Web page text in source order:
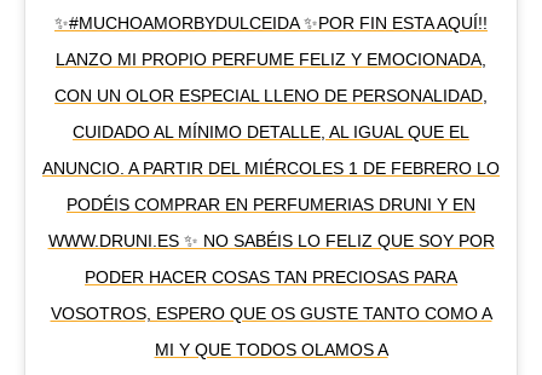
✨#MUCHOAMORBYDULCEIDA ✨POR FIN ESTA AQUÍ!!
LANZO MI PROPIO PERFUME FELIZ Y EMOCIONADA,
CON UN OLOR ESPECIAL LLENO DE PERSONALIDAD,
CUIDADO AL MÍNIMO DETALLE, AL IGUAL QUE EL
ANUNCIO. A PARTIR DEL MIÉRCOLES 1 DE FEBRERO LO
PODÉIS COMPRAR EN PERFUMERIAS DRUNI Y EN
WWW.DRUNI.ES ✨ NO SABÉIS LO FELIZ QUE SOY POR
PODER HACER COSAS TAN PRECIOSAS PARA
VOSOTROS, ESPERO QUE OS GUSTE TANTO COMO A
MI Y QUE TODOS OLAMOS A